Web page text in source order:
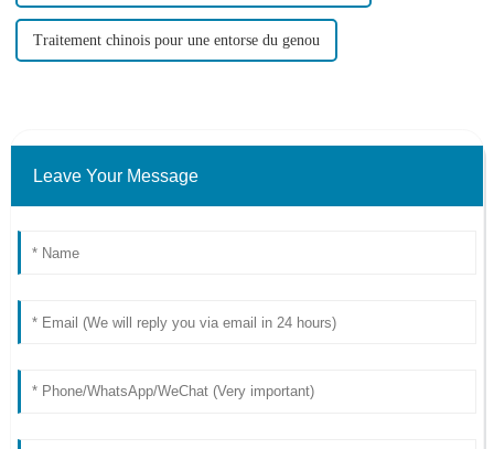
Traitement chinois pour une entorse du genou
Leave Your Message